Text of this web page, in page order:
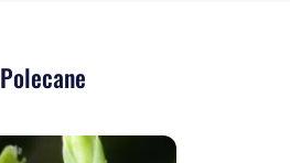
Polecane